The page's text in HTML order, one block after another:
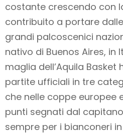
costante crescendo con
contribuito a portare
grandi palcoscenici
nativo di Buenos Aires, in
maglia dell’Aquila
partite ufficiali in tre
che nelle coppe europee
punti segnati dal
sempre per i bianconeri